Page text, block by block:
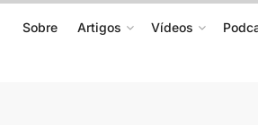
Sobre Artigos Vídeos